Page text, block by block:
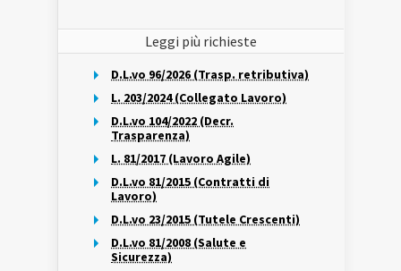
Leggi più richieste
D.L.vo 96/2026 (Trasp. retributiva)
L. 203/2024 (Collegato Lavoro)
D.L.vo 104/2022 (Decr.
Trasparenza)
L. 81/2017 (Lavoro Agile)
D.L.vo 81/2015 (Contratti di
Lavoro)
D.L.vo 23/2015 (Tutele Crescenti)
D.L.vo 81/2008 (Salute e
Sicurezza)